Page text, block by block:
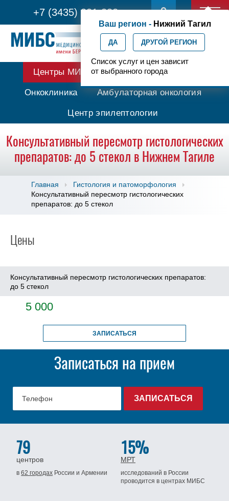
+7 (3435) 331-332
Ваш регион - Нижний Тагил
ДА ДРУГОЙ РЕГИОН
Список услуг и цен зависит
от выбранного города
Центры МИБС Протонная терапия
Онкоклиника Амбулаторная онкология
Центр эпилептологии
Консультативный пересмотр гистологических
препаратов: до 5 стекол в Нижнем Тагиле
Главная
Гистология и патоморфология
Консультативный пересмотр гистологических
препаратов: до 5 стекол
Цены
Консультативный пересмотр гистологических препаратов:
до 5 стекол
5 000
ЗАПИСАТЬСЯ
Записаться на прием
79
центров
в62 городах Россиии Армении
15%
МРТ
исследований в России
проводится в центрах МИБС